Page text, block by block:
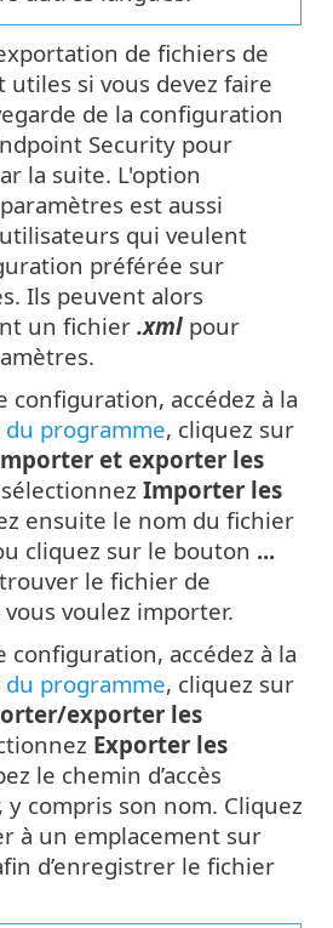
de fichiers de
si vous devez faire
de la configuration
Security pour
la suite. L'option
est aussi
qui veulent
préférée sur
Ils peuvent alors
un fichier .xml pour
accédez à la
programme, cliquez sur
et exporter les
Importer les
ensuite le nom du fichier
cliquez sur le bouton ...
le fichier de
voulez importer.
accédez à la
programme, cliquez sur
exporter les
Exporter les
le chemin d’accès
compris son nom. Cliquez
à un emplacement sur
d’enregistrer le fichier